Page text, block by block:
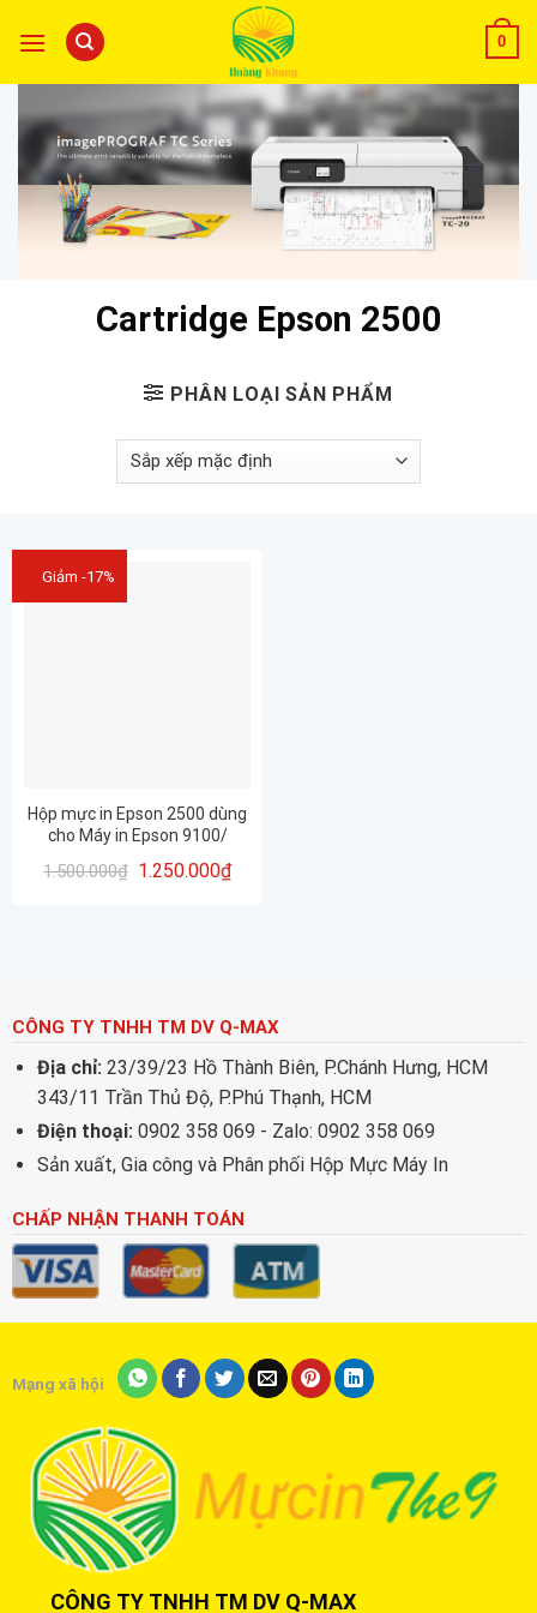
0
Cartridge Epson 2500
PHÂN LOẠI SẢN PHẨM
Giảm -17%
Hộp mực in Epson 2500 dùng
cho Máy in Epson 9100/
1.500.000₫ 1.250.000₫
CÔNG TY TNHH TM DV Q-MAX
Địa chỉ: 23/39/23 Hồ Thành Biên, P.Chánh Hưng, HCM
343/11 Trần Thủ Độ, P.Phú Thạnh, HCM
Điện thoại: 0902 358 069 - Zalo: 0902 358 069
Sản xuất, Gia công và Phân phối Hộp Mực Máy In
CHẤP NHẬN THANH TOÁN
Mạng xã hội
CÔNG TY TNHH TM DV Q-MAX